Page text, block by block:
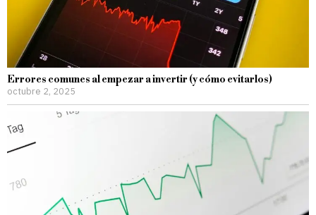
Errores comunes al empezar a invertir (y cómo evitarlos)
octubre 2, 2025